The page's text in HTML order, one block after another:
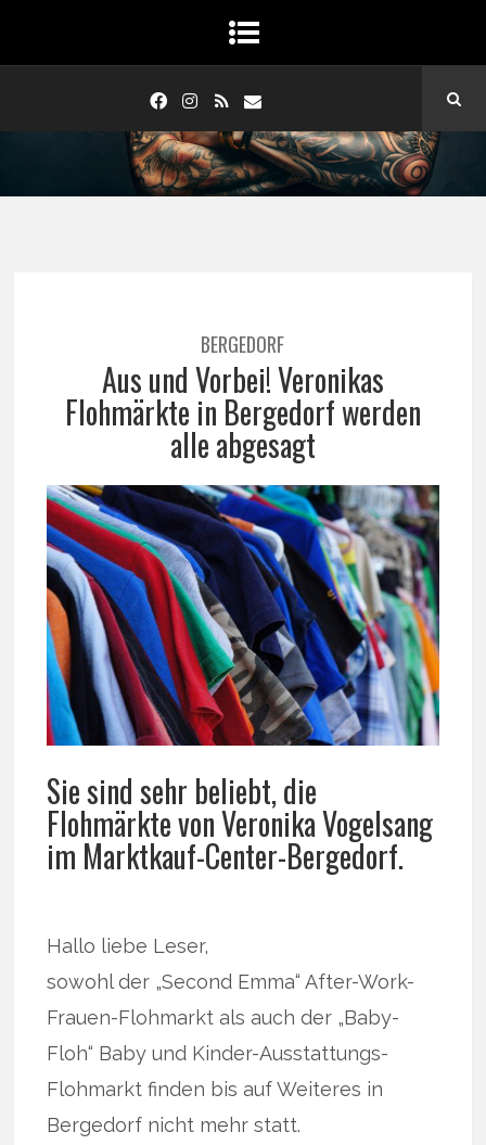
BERGEDORF
Aus und Vorbei! Veronikas
Flohmärkte in Bergedorf werden
alle abgesagt
Sie sind sehr beliebt, die
Flohmärkte von Veronika Vogelsang
im Marktkauf-Center-Bergedorf.
Hallo liebe Leser,
sowohl der „Second Emma“ After-Work-
Frauen-Flohmarkt als auch der „Baby-
Floh“ Baby und Kinder-Ausstattungs-
Flohmarkt finden bis auf Weiteres in
Bergedorf nicht mehr statt.